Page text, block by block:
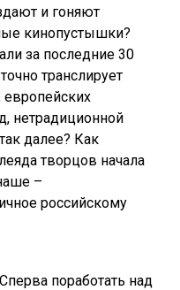
и гоняют
кинопустышки?
за последние 30
транслирует
европейских
нетрадиционной
далее? Как
творцов начала
–
российскому
поработать над